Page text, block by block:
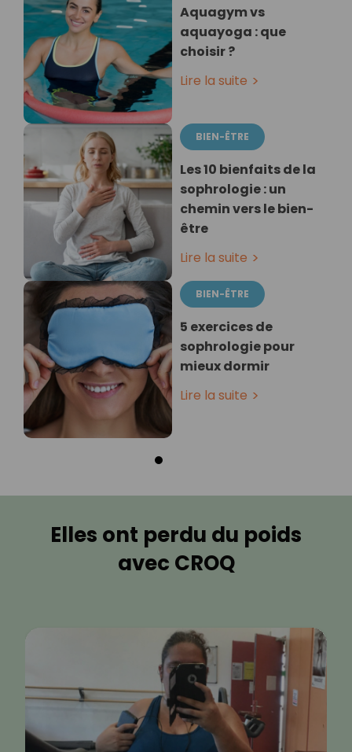
Aquagym vs
aquayoga : que
choisir ?
Lire la suite
BIEN-ÊTRE
Les 10 bienfaits de la
sophrologie : un
chemin vers le bien-
être
Lire la suite
BIEN-ÊTRE
5 exercices de
sophrologie pour
mieux dormir
Lire la suite
Elles ont perdu du poids
avec CROQ